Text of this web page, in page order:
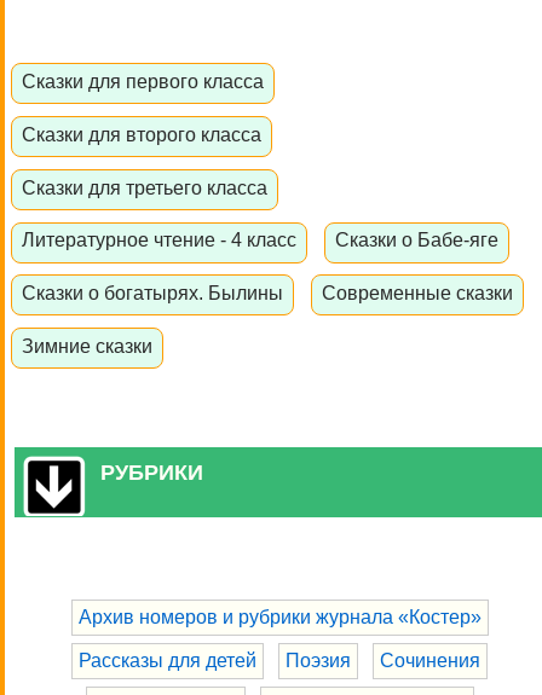
Сказки для первого класса
Сказки для второго класса
Сказки для третьего класса
Литературное чтение - 4 класс Сказки о Бабе-яге
Сказки о богатырях. Былины Современные сказки
Зимние сказки
РУБРИКИ
Архив номеров и рубрики журнала «Костер»
Рассказы для детей Поэзия Сочинения